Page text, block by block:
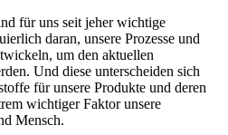
für uns seit jeher wichtige
daran, unsere Prozesse und
um den aktuellen
Und diese unterscheiden sich
für unsere Produkte und deren
wichtiger Faktor unsere
Mensch.